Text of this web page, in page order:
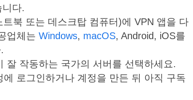
다.
북 또는 데스크탑 컴퓨터)에 VPN 앱을 다
업체는 Windows, macOS, Android, iOS를
잘 작동하는 국가의 서버를 선택하세요.
로그인하거나 계정을 만든 뒤 아직 구독